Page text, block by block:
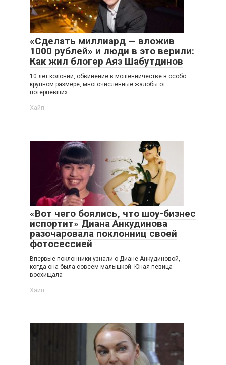
«Сделать миллиард — вложив
1000 рублей» и люди в это верили:
Как жил блогер Аяз Шабутдинов
10 лет колонии, обвинение в мошенничестве в особо
крупном размере, многочисленные жалобы от
потерпевших
Хайп
«Вот чего боялись, что шоу-бизнес
испортит» Диана Анкудинова
разочаровала поклонниц своей
фотосессией
Впервые поклонники узнали о Диане Анкудиновой,
когда она была совсем малышкой. Юная певица
восхищала
Хайп